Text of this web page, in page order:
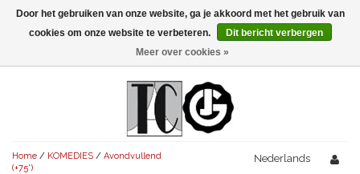
Menu
AVONDVULLEND (+75')
KORT (-30')
AVONDVULLEND (+75')
THRILLERS
Home / KOMEDIES / Avondvullend
(+75')
Nederlands
Door het gebruiken van onze website, ga je akkoord met het gebruik van
cookies om onze website te verbeteren.
Dit bericht verbergen
Meer over cookies »